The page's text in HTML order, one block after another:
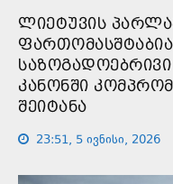
ᲚᲘᲔᲢᲣᲕᲘᲡ
ᲡᲐᲖᲝᲒᲐᲓᲝᲔᲑᲠᲘᲕᲘ
ᲙᲐᲜᲝᲜᲨᲘ
ᲨᲔᲘᲢᲐᲜᲐ
23:51, 5 ივნისი, 2026